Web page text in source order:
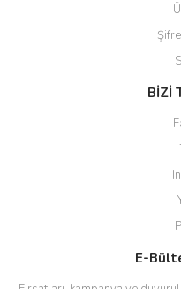
BİZİ
E-